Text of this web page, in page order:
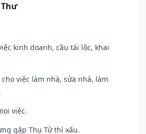
kinh doanh, cầu tài lộc, khai
việc làm nhà, sửa nhà, làm
việc.
gặp Thụ Tử thì xấu.